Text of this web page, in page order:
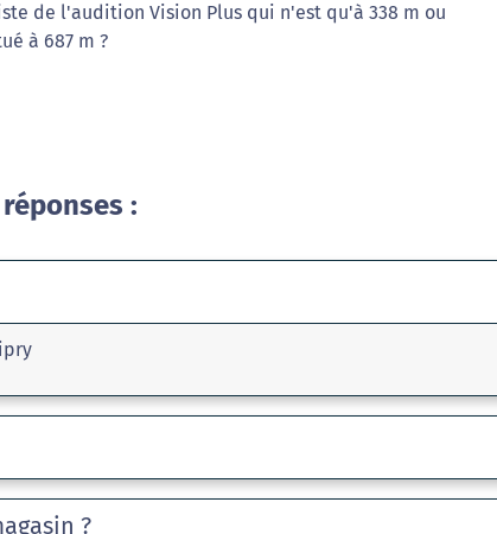
de l'audition Vision Plus qui n'est qu'à 338 m ou
à 687 m ?
:
?